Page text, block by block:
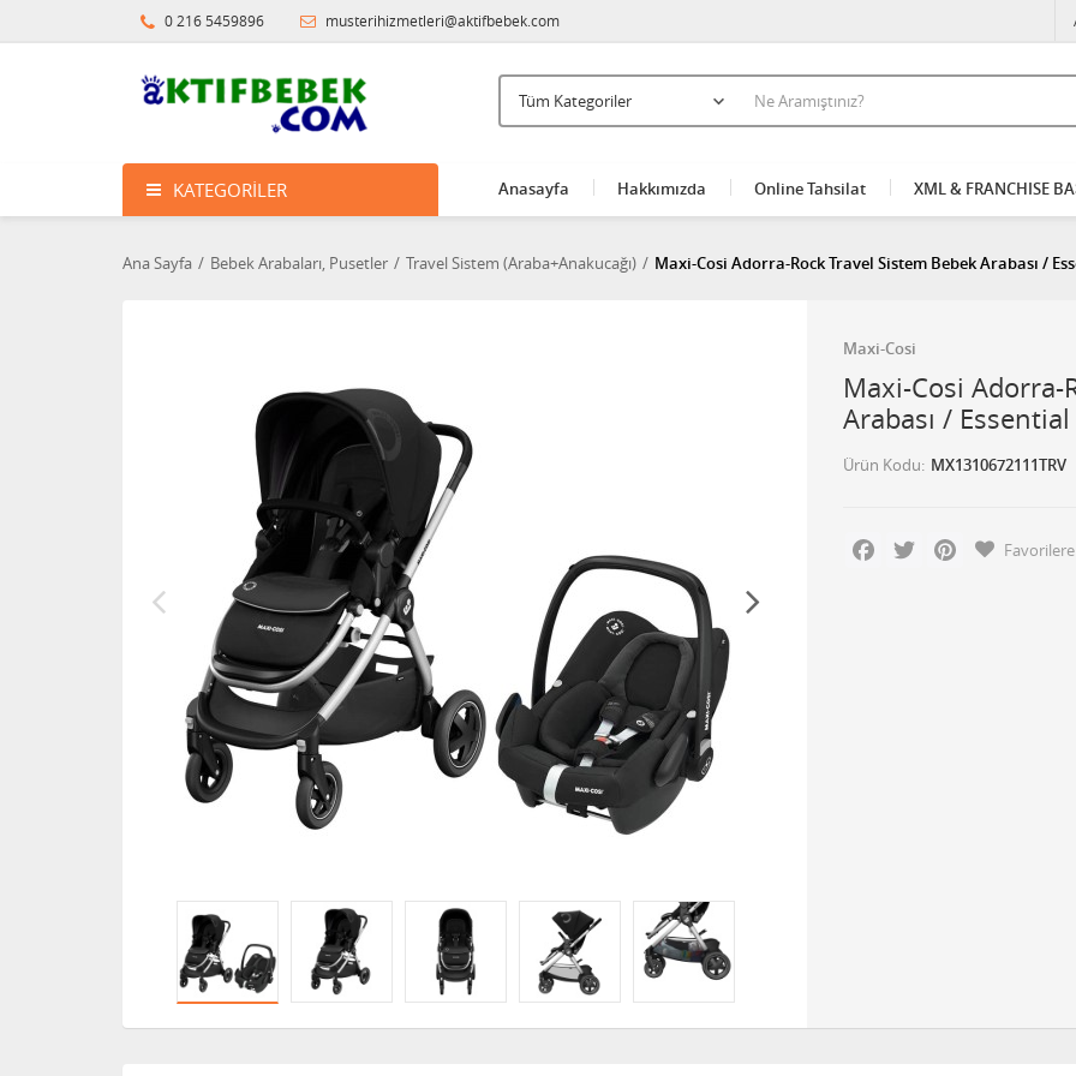
0 216 5459896 musterihizmetleri@aktifbebek.com
KATEGORILER Anasayfa Hakkımızda Online Tahsilat XML & FRANCHISE
Ana Sayfa Bebek Arabaları, Pusetler Travel Sistem (Araba+Anakucağı) Maxi-Cosi Adorra-Rock Travel Sistem Bebek Arabası /
Maxi-Cosi
Maxi-Cosi Adorra-
Arabası /
Ürün Kodu MX1310672111TRV
Facebook
Twitter Pinterest